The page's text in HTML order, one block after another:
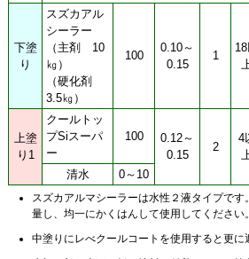
下塗
り
スズカアル
シーラー
（主剤 10
㎏）
（硬化剤
3.5㎏）
100
0.10～
0.15
1
上塗
り1
クールトッ
プSiスーパ
ー
100
0.12～
0.15
2
4
清水 0～10
スズカアルマシーラーは水性２液タイプで
量し、均一にかくはんして使用してくださ
中塗りにレべクールコートを使用すると更に